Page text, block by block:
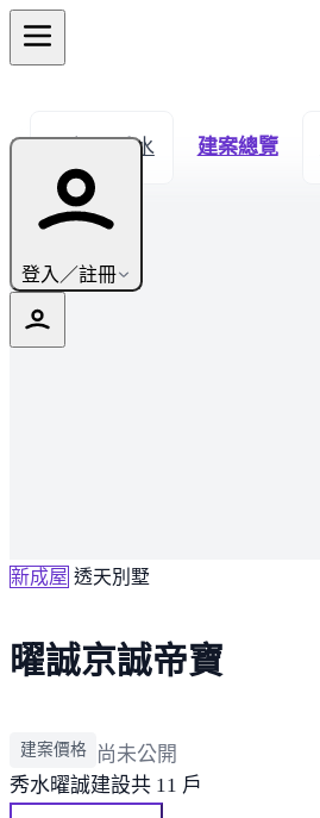
登入／註冊
← 返回秀水 建案總覽
新成屋 透天別墅
曜誠京誠帝寶
建案價格
尚未公開
秀水曜誠建設共 11 戶